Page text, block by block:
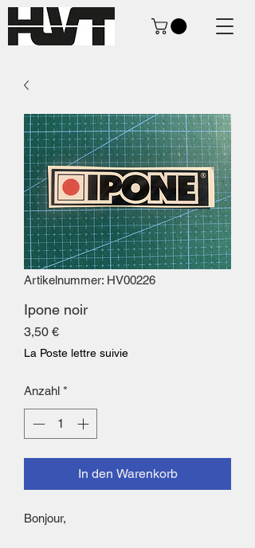
Artikelnummer: HV00226
Ipone noir
3,50 €Preis
La Poste lettre suivie
Anzahl *
In den Warenkorb
Bonjour,